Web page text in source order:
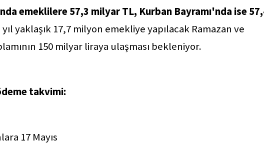
emeklilere 57,3 milyar TL, Kurban Bayramı'nda ise
yıl yaklaşık 17,7 milyon emekliye yapılacak Ramazan ve
150 milyar liraya ulaşması bekleniyor.
takvimi:
17 Mayıs